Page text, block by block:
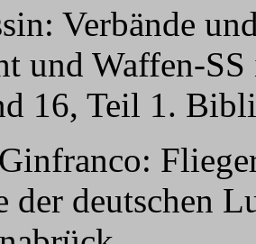
Verbände
und Waffen-
16, Teil 1.
der deutschen